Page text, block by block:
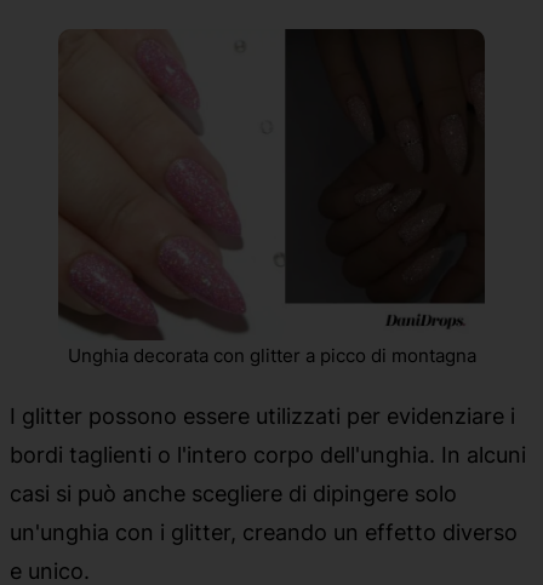
Unghia decorata con glitter a picco di montagna
I glitter possono essere utilizzati per evidenziare i
bordi taglienti o l'intero corpo dell'unghia. In alcuni
casi si può anche scegliere di dipingere solo
un'unghia con i glitter, creando un effetto diverso
e unico.